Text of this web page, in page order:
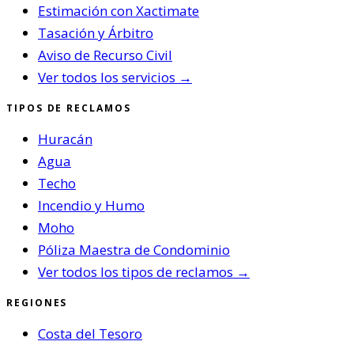
Estimación con Xactimate
Tasación y Árbitro
Aviso de Recurso Civil
Ver todos los servicios →
TIPOS DE RECLAMOS
Huracán
Agua
Techo
Incendio y Humo
Moho
Póliza Maestra de Condominio
Ver todos los tipos de reclamos →
REGIONES
Costa del Tesoro